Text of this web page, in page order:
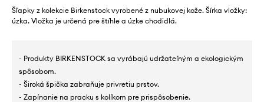
Šľapky z kolekcie Birkenstock vyrobené z nubukovej kože. Šírka vložky:
úzka. Vložka je určená pre štíhle a úzke chodidlá.
- Produkty BIRKENSTOCK sa vyrábajú udržateľným a ekologickým
spôsobom.
- Široká špička zabraňuje privretiu prstov.
- Zapínanie na pracku s kolíkom pre prispôsobenie.